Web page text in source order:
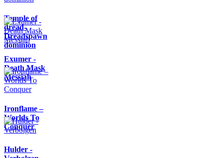
Temple of
dread-
Dreadspawn
dominion
Exumer -
Death Mask
Messiah
Ironflame –
Worlds To
Conquer
Hulder -